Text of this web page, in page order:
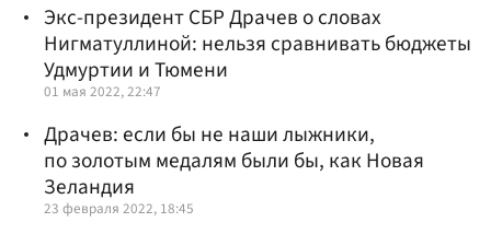
Экс-президент СБР Драчев о словах
Нигматуллиной: нельзя сравнивать бюджеты
Удмуртии и Тюмени
01 мая 2022, 22:47
Драчев: если бы не наши лыжники,
по золотым медалям были бы, как Новая
Зеландия
23 февраля 2022, 18:45